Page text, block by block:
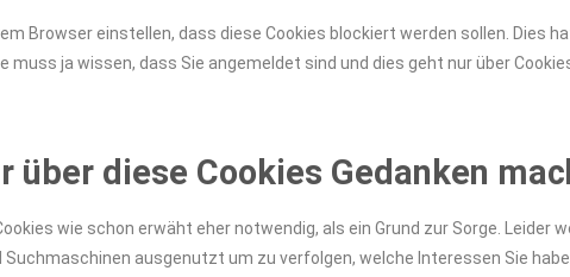
Browser einstellen, dass diese Cookies blockiert werden sollen. Dies
muss ja wissen, dass Sie angemeldet sind und dies geht nur über
über diese Cookies Gedanken
wie schon erwäht eher notwendig, als ein Grund zur Sorge.
ausgenutzt um zu verfolgen, welche Interessen Sie